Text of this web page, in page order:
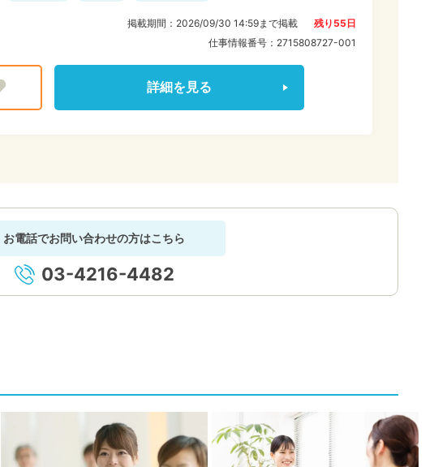
掲載期間： 2026/09/30 14:59まで掲載 残り 55 日
仕事情報番号： 2715808727-001
詳細を見る
お電話でお問い合わせの方はこちら
03-4216-4482